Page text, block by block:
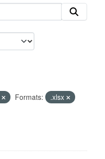
Formats:
.xlsx